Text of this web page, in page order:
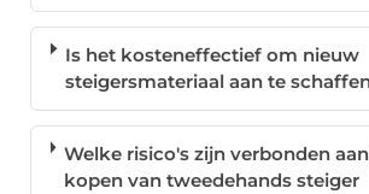
Is het kosteneffectief om nieuw
steigersmateriaal aan te
Welke risico's zijn verbonden
kopen van tweedehands steiger